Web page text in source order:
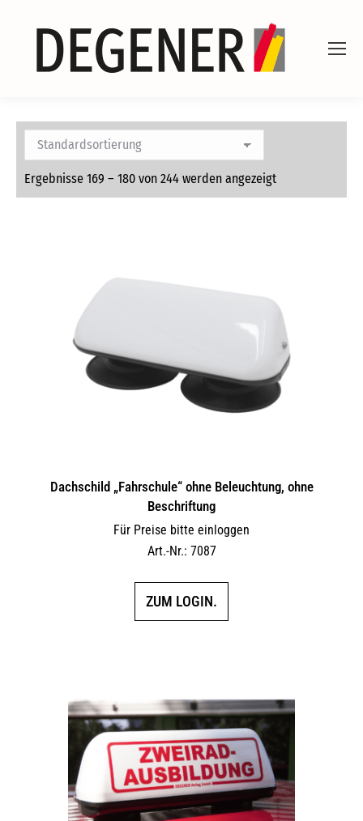
Ergebnisse 169 – 180 von 244 werden angezeigt
Dachschild „Fahrschule“ ohne Beleuchtung, ohne
Beschriftung
Für Preise bitte einloggen
Art.-Nr.: 7087
ZUM LOGIN.